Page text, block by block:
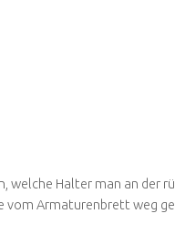
welche Halter man an der
vom Armaturenbrett weg